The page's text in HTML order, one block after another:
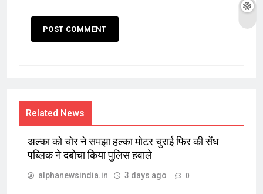
Related News
अल्का को चोर ने समझा हल्का मोटर चुराई फिर की सेंध
पब्लिक ने दबोचा किया पुलिस हवाले
alphanewsindia.in 3 days ago 0